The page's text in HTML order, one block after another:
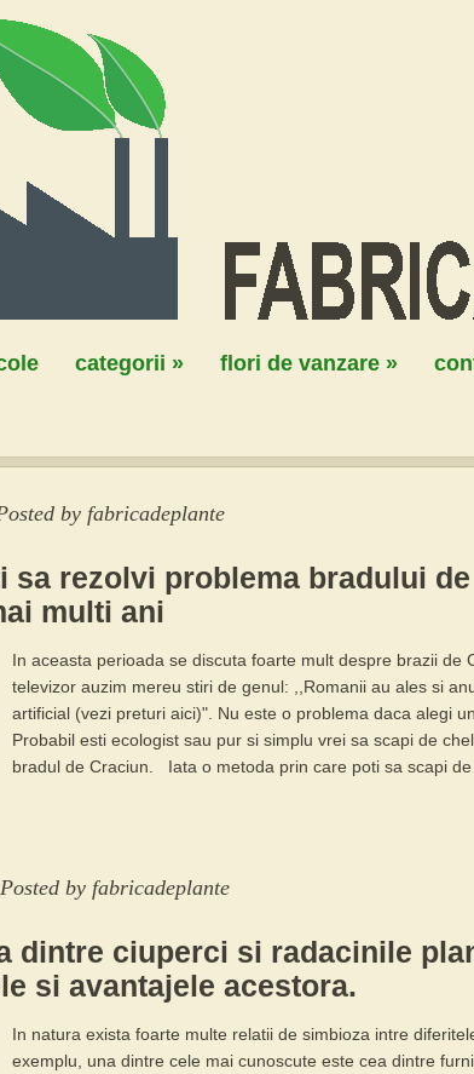
categorii » flori de vanzare »
by fabricadeplante
sa rezolvi problema bradului
multi ani
In aceasta perioada se discuta foarte mult despre brazii de
televizor auzim mereu stiri de genul: ,,Romanii au ales si
artificial (vezi preturi aici)". Nu este o problema daca alegi
Probabil esti ecologist sau pur si simplu vrei sa scapi de
bradul de Craciun. Iata o metoda prin care poti sa scapi de
Posted by fabricadeplante
dintre ciuperci si radacinile
si avantajele acestora.
In natura exista foarte multe relatii de simbioza intre
exemplu, una dintre cele mai cunoscute este cea dintre